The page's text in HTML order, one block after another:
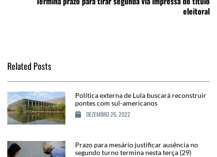
eleitoral
Related Posts
Política externa de Lula buscará reconstruir
pontes com sul-americanos
DEZEMBRO 26, 2022
Prazo para mesário justificar ausência no
segundo turno termina nesta terça (29)